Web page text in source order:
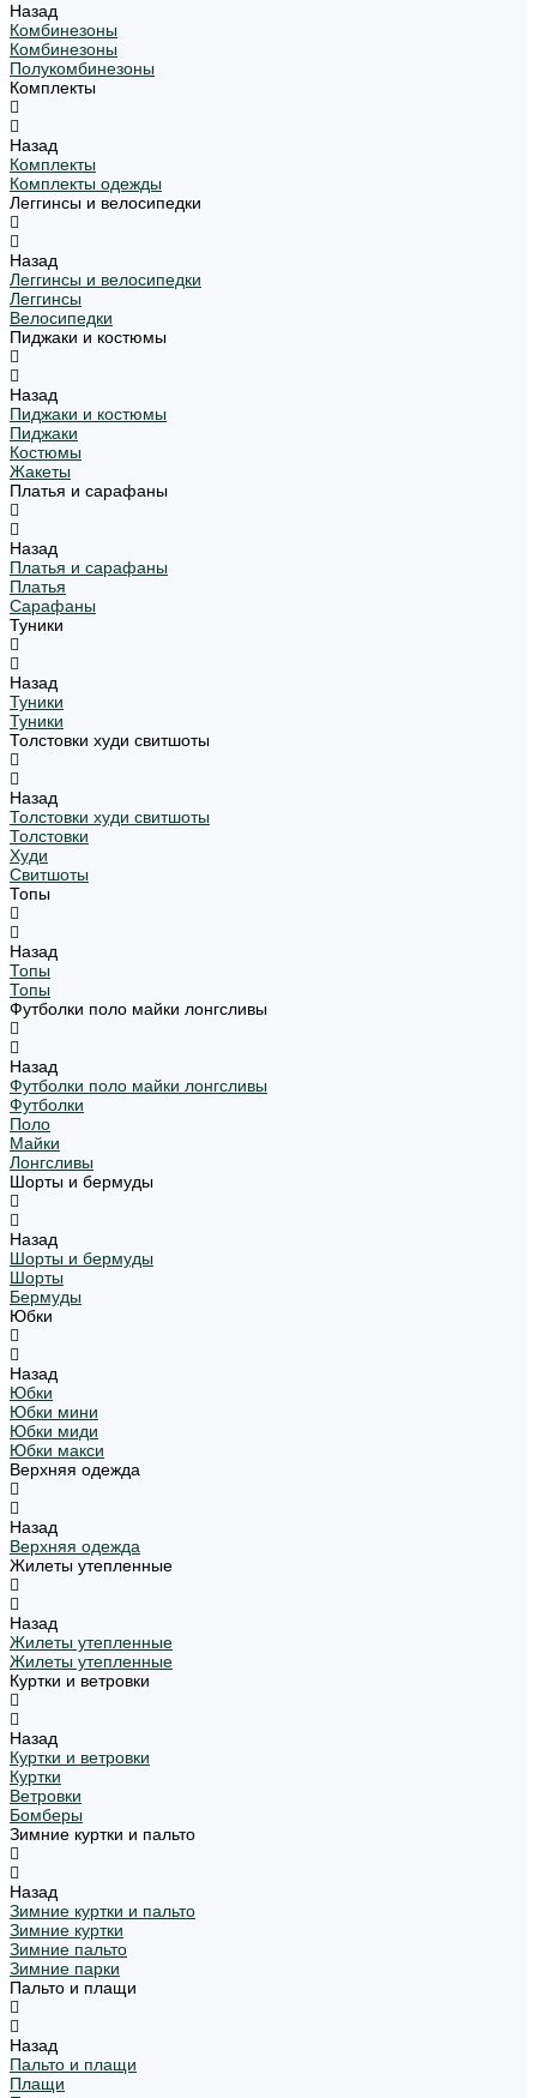
Назад
Комбинезоны
Комбинезоны
Полукомбинезоны
Комплекты
Назад
Комплекты
Комплекты одежды
Леггинсы и велосипедки
Назад
Леггинсы и велосипедки
Леггинсы
Велосипедки
Пиджаки и костюмы
Назад
Пиджаки и костюмы
Пиджаки
Костюмы
Жакеты
Платья и сарафаны
Назад
Платья и сарафаны
Платья
Сарафаны
Туники
Назад
Туники
Туники
Толстовки худи свитшоты
Назад
Толстовки худи свитшоты
Толстовки
Худи
Свитшоты
Топы
Назад
Топы
Топы
Футболки поло майки лонгсливы
Назад
Футболки поло майки лонгсливы
Футболки
Поло
Майки
Лонгсливы
Шорты и бермуды
Назад
Шорты и бермуды
Шорты
Бермуды
Юбки
Назад
Юбки
Юбки мини
Юбки миди
Юбки макси
Верхняя одежда
Назад
Верхняя одежда
Жилеты утепленные
Назад
Жилеты утепленные
Жилеты утепленные
Куртки и ветровки
Назад
Куртки и ветровки
Куртки
Ветровки
Бомберы
Зимние куртки и пальто
Назад
Зимние куртки и пальто
Зимние куртки
Зимние пальто
Зимние парки
Пальто и плащи
Назад
Пальто и плащи
Плащи